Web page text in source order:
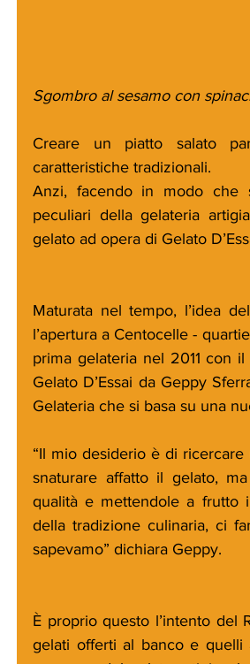
Sgombro al sesamo con
Creare un piatto salato
caratteristiche tradizionali.
Anzi, facendo in modo che
peculiari della gelateria
gelato ad opera di Gelato
Maturata nel tempo, l’idea
l’apertura a Centocelle -
prima gelateria nel 2011 con
Gelato D’Essai da Geppy
Gelateria che si basa su una
“Il mio desiderio è di
snaturare affatto il gelato,
qualità e mettendole a frutto
della tradizione culinaria, ci
sapevamo” dichiara Geppy.
È proprio questo l’intento del
gelati offerti al banco e quelli